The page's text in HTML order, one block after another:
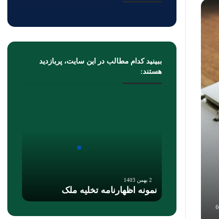
ببینید کدام مطالب در این سایت، پربازدید
هستند:
2 بهمن 1403
نمونه اظهارنامه تخلیه ملک